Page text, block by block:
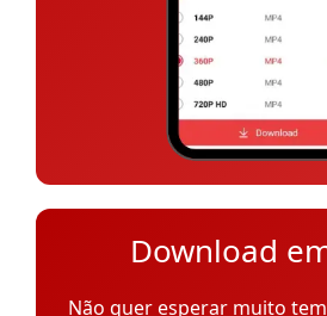
Download
Não quer esperar muito